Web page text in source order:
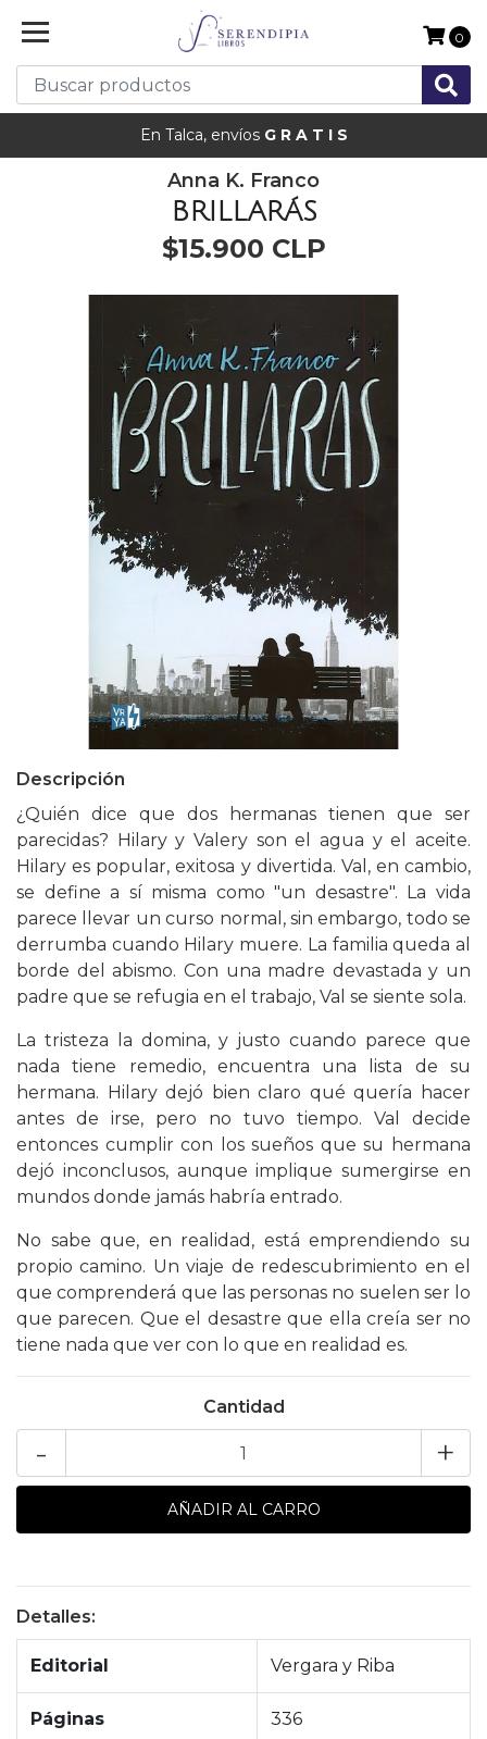
En Talca, envíos G R A T I S
0
Anna K. Franco
BRILLARÁS
$15.900 CLP
Descripción
¿Quién dice que dos hermanas tienen que ser
parecidas? Hilary y Valery son el agua y el aceite.
Hilary es popular, exitosa y divertida. Val, en cambio,
se define a sí misma como "un desastre". La vida
parece llevar un curso normal, sin embargo, todo se
derrumba cuando Hilary muere. La familia queda al
borde del abismo. Con una madre devastada y un
padre que se refugia en el trabajo, Val se siente sola.
La tristeza la domina, y justo cuando parece que
nada tiene remedio, encuentra una lista de su
hermana. Hilary dejó bien claro qué quería hacer
antes de irse, pero no tuvo tiempo. Val decide
entonces cumplir con los sueños que su hermana
dejó inconclusos, aunque implique sumergirse en
mundos donde jamás habría entrado.
No sabe que, en realidad, está emprendiendo su
propio camino. Un viaje de redescubrimiento en el
que comprenderá que las personas no suelen ser lo
que parecen. Que el desastre que ella creía ser no
tiene nada que ver con lo que en realidad es.
Cantidad
- +
Detalles:
Editorial Vergara y Riba
Páginas 336